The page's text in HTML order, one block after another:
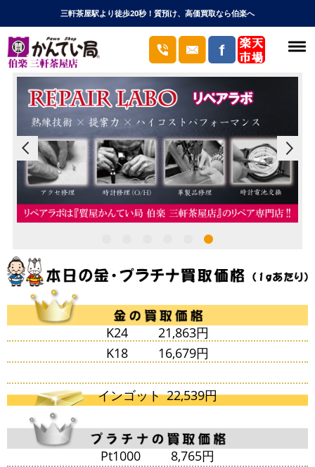
三軒茶屋駅より徒歩20秒！質預け、高価買取なら伯楽へ
K24
21,863円
K18
16,679円
インゴット 22,539円
Pt1000
8,765円